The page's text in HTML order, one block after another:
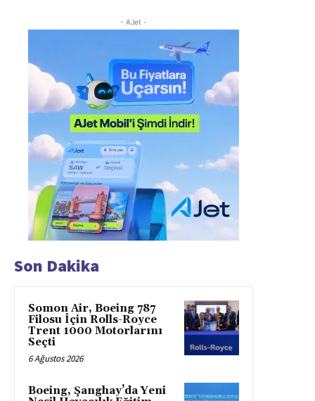
- AJet -
Son Dakika
Somon Air, Boeing 787
Filosu İçin Rolls-Royce
Trent 1000 Motorlarını
Seçti
6 Ağustos 2026
Boeing, Şanghay’da Yeni